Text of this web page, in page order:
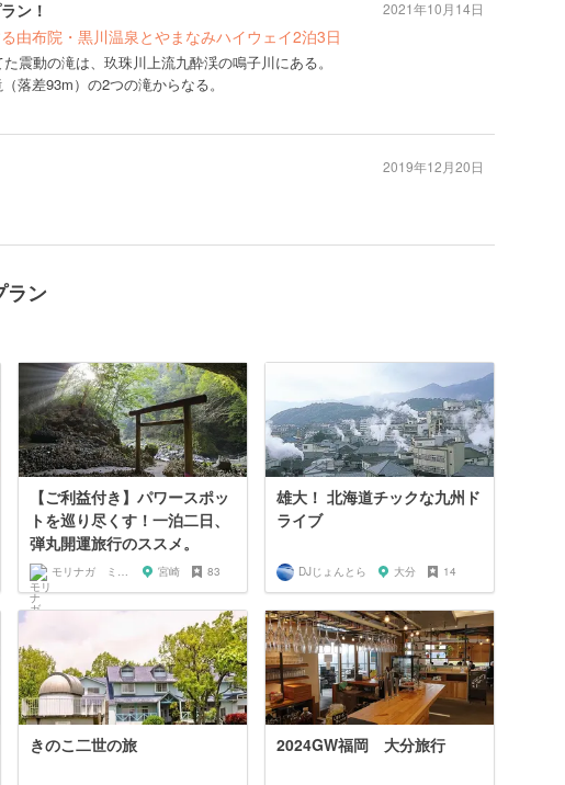
ン！
由布院・黒川温泉とやまなみハイウェイ2泊3日
震動の滝は、玖珠川上流九酔渓の鳴子川にある。
落差93m）の2つの滝からなる。
2021年10月14日
2019年12月20日
ラン
【ご利益付き】パワースポッ
トを巡り尽くす！一泊二日、
弾丸開運旅行のススメ。
モリナガ ミツヒロ 宮崎 83
雄大！ 北海道チックな九州ド
ライブ
DJじょんとら 大分 14
きのこ二世の旅 2024GW福岡 大分旅行